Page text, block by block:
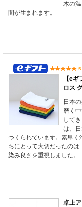
木の
間が生まれます。
【e
ロス
日本
磨く
して
は、
つくられています。素早く
ちにとって大切だったのは
染み良さを重視しました。
卓上